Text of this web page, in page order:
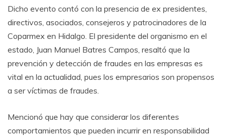
Dicho evento contó con la presencia de ex presidentes,
directivos, asociados, consejeros y patrocinadores de la
Coparmex en Hidalgo. El presidente del organismo en el
estado, Juan Manuel Batres Campos, resaltó que la
prevención y detección de fraudes en las empresas es
vital en la actualidad, pues los empresarios son propensos
a ser víctimas de fraudes.
Mencionó que hay que considerar los diferentes
comportamientos que pueden incurrir en responsabilidad